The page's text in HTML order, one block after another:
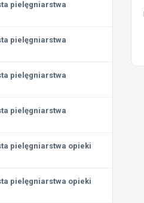
pielęgniarstwa
pielęgniarstwa
pielęgniarstwa
pielęgniarstwa
pielęgniarstwa opieki
pielęgniarstwa opieki